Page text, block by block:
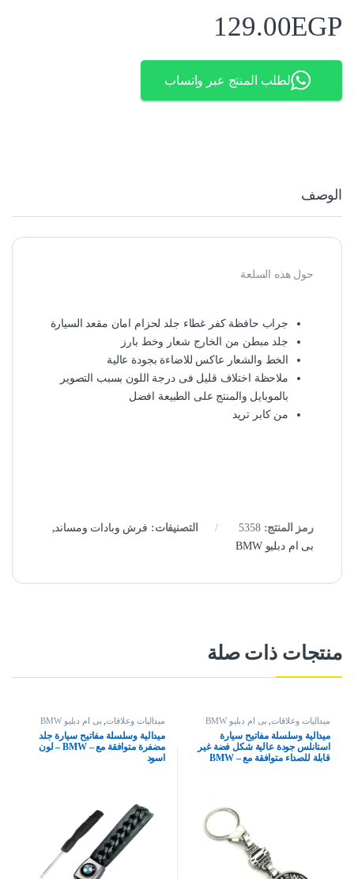
129.00EGP
لطلب المنتج عبر واتساب
الوصف
حول هذه السلعة
جراب حافظة كفر غطاء جلد لحزام امان مقعد السيارة
جلد مبطن من الخارج شعار وخط بارز
الخط والشعار عاكس للاضاءة بجودة عالية
ملاحظة اختلاف قليل فى درجة اللون بسبب التصوير
بالموبايل والمنتج على الطبيعة افضل
من كابر تريد
رمز المنتج:5358 التصنيفات: فرش وبادات ومساند,
بى ام دبليو BMW
منتجات ذات صلة
ميداليات وعلاقات, بى ام دبليو BMW
ميدالية وسلسلة مفاتيح سيارة
استانلس جودة عالية شكل فضة غير
قابلة للصداء متوافقة مع – BMW
ميداليات وعلاقات, بى ام دبليو BMW
ميدالية وسلسلة مفاتيح سيارة جلد
مضفرة متوافقة مع – BMW – لون
اسود